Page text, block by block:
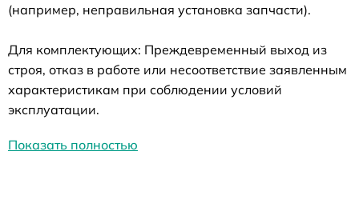
(например, неправильная установка запчасти).
Для комплектующих: Преждевременный выход из
строя, отказ в работе или несоответствие заявленным
характеристикам при соблюдении условий
эксплуатации.
Показать полностью